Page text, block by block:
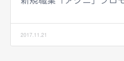
2017.11.21